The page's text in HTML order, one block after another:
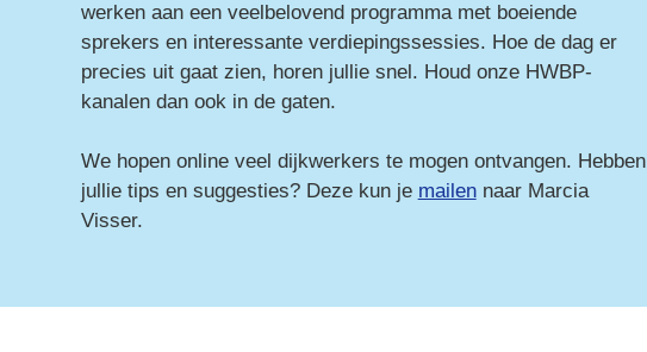
werken aan een veelbelovend programma met boeiende
sprekers en interessante verdiepingssessies. Hoe de dag er
precies uit gaat zien, horen jullie snel. Houd onze HWBP-
kanalen dan ook in de gaten.
We hopen online veel dijkwerkers te mogen ontvangen. Hebben
jullie tips en suggesties? Deze kun je mailen naar Marcia
Visser.